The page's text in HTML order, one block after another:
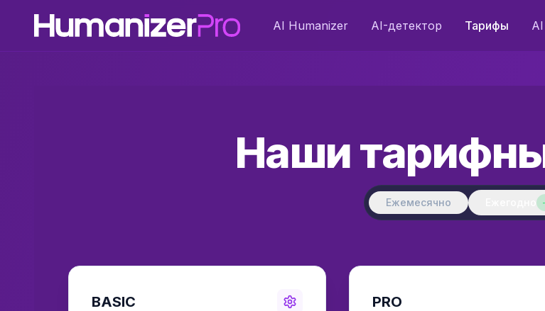
AI Humanizer AI-детектор Тарифы
Наши
Ежемесячно
BASIC PRO